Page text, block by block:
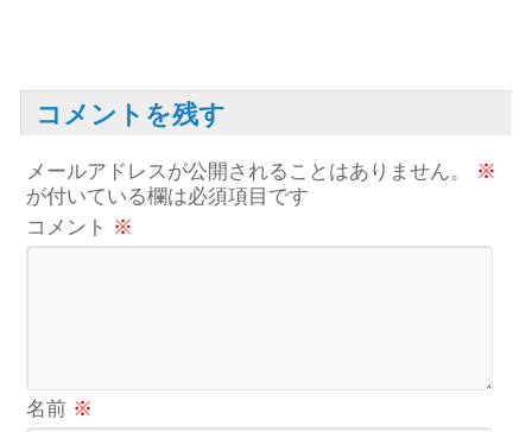
コメントを残す
メールアドレスが公開されることはありません。
※
が付いている欄は必須項目です
コメント ※
名前 ※